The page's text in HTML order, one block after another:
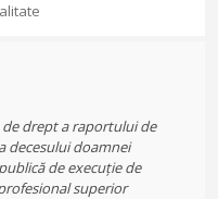
drept a raportului de
decesului doamnei
de execuție de
superior